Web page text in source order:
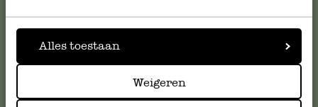
Alles toestaan
Weigeren
klantenservice@dille-kamille.com